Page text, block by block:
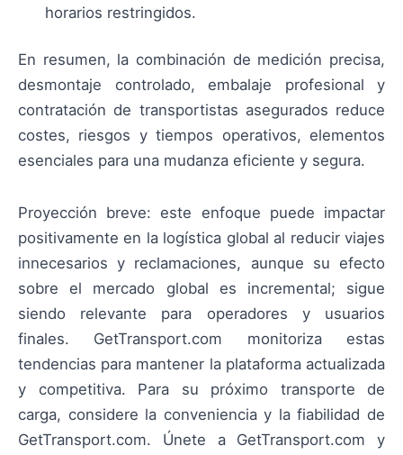
horarios restringidos.
En resumen, la combinación de medición precisa,
desmontaje controlado, embalaje profesional y
contratación de transportistas asegurados reduce
costes, riesgos y tiempos operativos, elementos
esenciales para una mudanza eficiente y segura.
Proyección breve: este enfoque puede impactar
positivamente en la logística global al reducir viajes
innecesarios y reclamaciones, aunque su efecto
sobre el mercado global es incremental; sigue
siendo relevante para operadores y usuarios
finales. GetTransport.com monitoriza estas
tendencias para mantener la plataforma actualizada
y competitiva. Para su próximo transporte de
carga, considere la conveniencia y la fiabilidad de
GetTransport.com. Únete a GetTransport.com y